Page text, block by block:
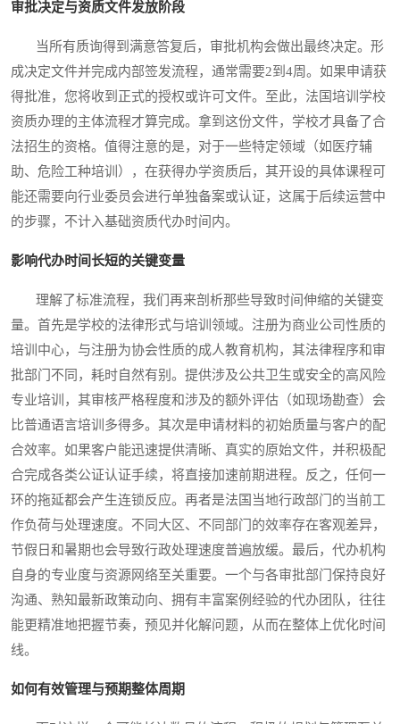
审批决定与资质文件发放阶段
当所有质询得到满意答复后，审批机构会做出最终决定。形
成决定文件并完成内部签发流程，通常需要2到4周。如果申请获
得批准，您将收到正式的授权或许可文件。至此，法国培训学校
资质办理的主体流程才算完成。拿到这份文件，学校才具备了合
法招生的资格。值得注意的是，对于一些特定领域（如医疗辅
助、危险工种培训），在获得办学资质后，其开设的具体课程可
能还需要向行业委员会进行单独备案或认证，这属于后续运营中
的步骤，不计入基础资质代办时间内。
影响代办时间长短的关键变量
理解了标准流程，我们再来剖析那些导致时间伸缩的关键变
量。首先是学校的法律形式与培训领域。注册为商业公司性质的
培训中心，与注册为协会性质的成人教育机构，其法律程序和审
批部门不同，耗时自然有别。提供涉及公共卫生或安全的高风险
专业培训，其审核严格程度和涉及的额外评估（如现场勘查）会
比普通语言培训多得多。其次是申请材料的初始质量与客户的配
合效率。如果客户能迅速提供清晰、真实的原始文件，并积极配
合完成各类公证认证手续，将直接加速前期进程。反之，任何一
环的拖延都会产生连锁反应。再者是法国当地行政部门的当前工
作负荷与处理速度。不同大区、不同部门的效率存在客观差异，
节假日和暑期也会导致行政处理速度普遍放缓。最后，代办机构
自身的专业度与资源网络至关重要。一个与各审批部门保持良好
沟通、熟知最新政策动向、拥有丰富案例经验的代办团队，往往
能更精准地把握节奏，预见并化解问题，从而在整体上优化时间
线。
如何有效管理与预期整体周期